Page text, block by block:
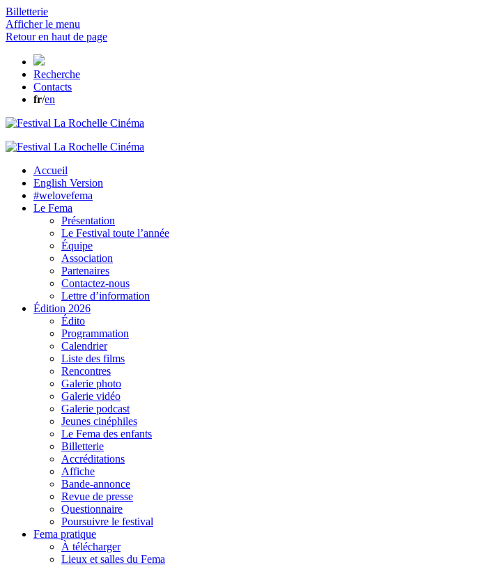
Billetterie
Afficher le menu
Retour en haut de page
Recherche
Contacts
fr/en
Accueil
English Version
#welovefema
Le Fema
Présentation
Le Festival toute l’année
Équipe
Association
Partenaires
Contactez-nous
Lettre d’information
Édition 2026
Édito
Programmation
Calendrier
Liste des films
Rencontres
Galerie photo
Galerie vidéo
Galerie podcast
Jeunes cinéphiles
Le Fema des enfants
Billetterie
Accréditations
Affiche
Bande-annonce
Revue de presse
Questionnaire
Poursuivre le festival
Fema pratique
À télécharger
Lieux et salles du Fema